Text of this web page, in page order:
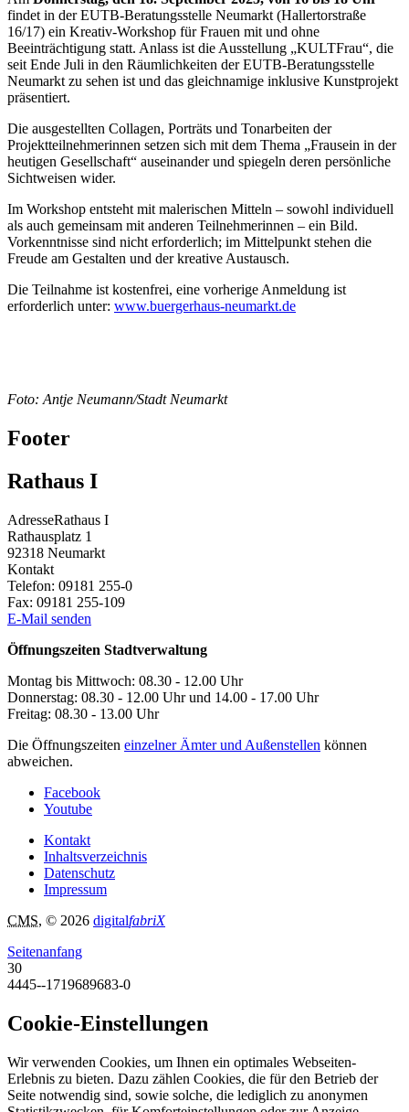
findet in der EUTB-Beratungsstelle Neumarkt (Hallertorstraße
16/17) ein Kreativ-Workshop für Frauen mit und ohne
Beeinträchtigung statt. Anlass ist die Ausstellung „KULTFrau“, die
seit Ende Juli in den Räumlichkeiten der EUTB-Beratungsstelle
Neumarkt zu sehen ist und das gleichnamige inklusive Kunstprojekt
präsentiert.
Die ausgestellten Collagen, Porträts und Tonarbeiten der
Projektteilnehmerinnen setzen sich mit dem Thema „Frausein in der
heutigen Gesellschaft“ auseinander und spiegeln deren persönliche
Sichtweisen wider.
Im Workshop entsteht mit malerischen Mitteln – sowohl individuell
als auch gemeinsam mit anderen Teilnehmerinnen – ein Bild.
Vorkenntnisse sind nicht erforderlich; im Mittelpunkt stehen die
Freude am Gestalten und der kreative Austausch.
Die Teilnahme ist kostenfrei, eine vorherige Anmeldung ist
erforderlich unter: www.buergerhaus-neumarkt.de
Foto: Antje Neumann/Stadt Neumarkt
Footer
Rathaus I
AdresseRathaus I
Rathausplatz 1
92318 Neumarkt
Kontakt
Telefon: 09181 255-0
Fax: 09181 255-109
E-Mail senden
Öffnungszeiten Stadtverwaltung
Montag bis Mittwoch: 08.30 - 12.00 Uhr
Donnerstag: 08.30 - 12.00 Uhr und 14.00 - 17.00 Uhr
Freitag: 08.30 - 13.00 Uhr
Die Öffnungszeiten einzelner Ämter und Außenstellen können
abweichen.
Facebook
Youtube
Kontakt
Inhaltsverzeichnis
Datenschutz
Impressum
CMS, © 2026 digitalfabriX
Seitenanfang
30
4445--1719689683-0
Cookie-Einstellungen
Wir verwenden Cookies, um Ihnen ein optimales Webseiten-
Erlebnis zu bieten. Dazu zählen Cookies, die für den Betrieb der
Seite notwendig sind, sowie solche, die lediglich zu anonymen